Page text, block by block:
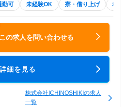
勤可 未経験OK 寮・借り上げ 積極
この求人を問い合わせる
詳細を見る
株式会社ICHINOSHIKIの求人
一覧